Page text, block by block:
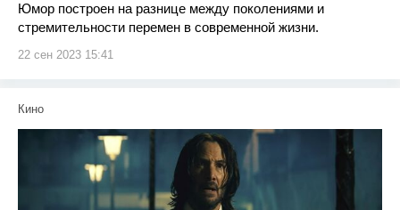
Юмор построен на разнице между поколениями и
стремительности перемен в современной жизни.
22 сен 2023 15:41
Кино